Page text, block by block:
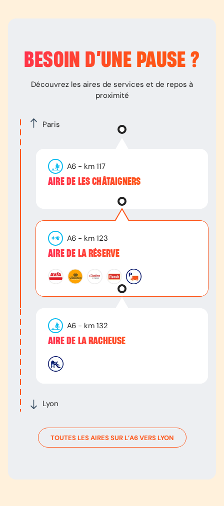
BESOIN D’UNE PAUSE ?
Découvrez les aires de services et de repos à
proximité
Paris
Lyon
A6 - km 117
AIRE DE LES CHÂTAIGNERS
A6 - km 123
AIRE DE LA RÉSERVE
A6 - km 132
AIRE DE LA RACHEUSE
TOUTES LES AIRES SUR L’A6VERS LYON